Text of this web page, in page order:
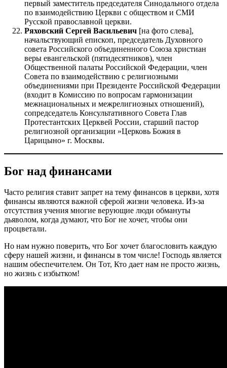
первый заместитель председателя Синодального отдела
по взаимодействию Церкви с обществом и СМИ
Русской православной церкви.
Ряховский Сергей Васильевич [на фото слева],
начальствующий епископ, председатель Духовного
совета Российского объединенного Союза христиан
веры евангельской (пятидесятников), член
Общественной палаты Российской Федерации, член
Совета по взаимодействию с религиозными
объединениями при Президенте Российской Федерации
(входит в Комиссию по вопросам гармонизации
межнациональных и межрелигиозных отношений),
сопредседатель Консультативного Совета Глав
Протестантских Церквей России, старший пастор
религиозной организации »Церковь Божия в
Царицыно» г. Москвы.
Бог над финансами
Часто религия ставит запрет на тему финансов в церкви, хотя
финансы являются важной сферой жизни человека. Из-за
отсутствия учения многие верующие люди обмануты
дьяволом, когда думают, что Бог не хочет, чтобы они
процветали.
Но нам нужно поверить, что Бог хочет благословить каждую
сферу нашей жизни, и финансы в том числе! Господь является
нашим обеспечителем. Он Тот, Кто дает нам не просто жизнь,
но жизнь с избытком!